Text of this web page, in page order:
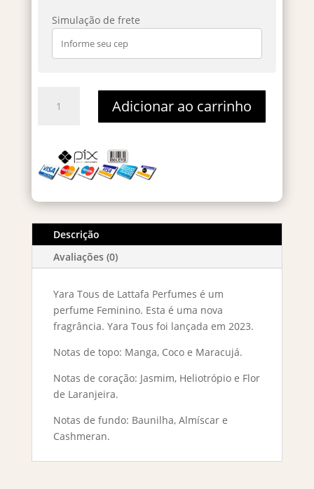
Simulação de frete
Tous
Parfum
–
5ml
quantidade
Adicionar ao carrinho
Descrição
Avaliações (0)
Yara Tous de Lattafa Perfumes é um
perfume Feminino. Esta é uma nova
fragrância. Yara Tous foi lançada em 2023.
Notas de topo: Manga, Coco e Maracujá.
Notas de coração: Jasmim, Heliotrópio e Flor
de Laranjeira.
Notas de fundo: Baunilha, Almíscar e
Cashmeran.